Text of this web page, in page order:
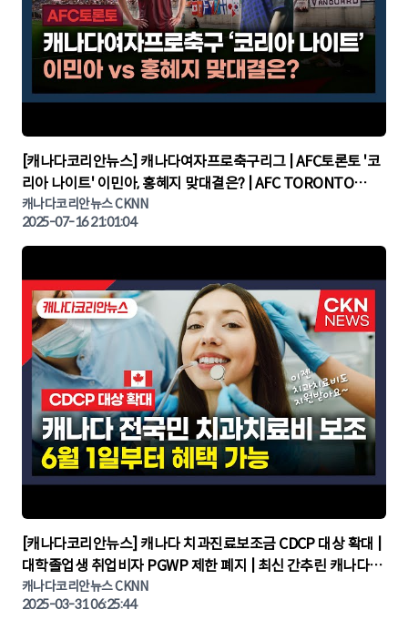
▶
[캐나다코리안뉴스] 캐나다여자프로축구리그 | AFC토론토 '코
리아 나이트' 이민아, 홍혜지 맞대결은? | AFC TORONTO
KOREA NIGHT | 캐나다뉴스 | 토론토뉴스
캐나다코리안뉴스 CKNN
2025-07-16 21:01:04
▶
[캐나다코리안뉴스] 캐나다 치과진료보조금 CDCP 대상 확대 |
대학졸업생 취업비자 PGWP 제한 폐지 | 최신 간추린 캐나다뉴
스 | CKNNEWS | 캐나다뉴스 | 토론토뉴스
캐나다코리안뉴스 CKNN
2025-03-31 06:25:44